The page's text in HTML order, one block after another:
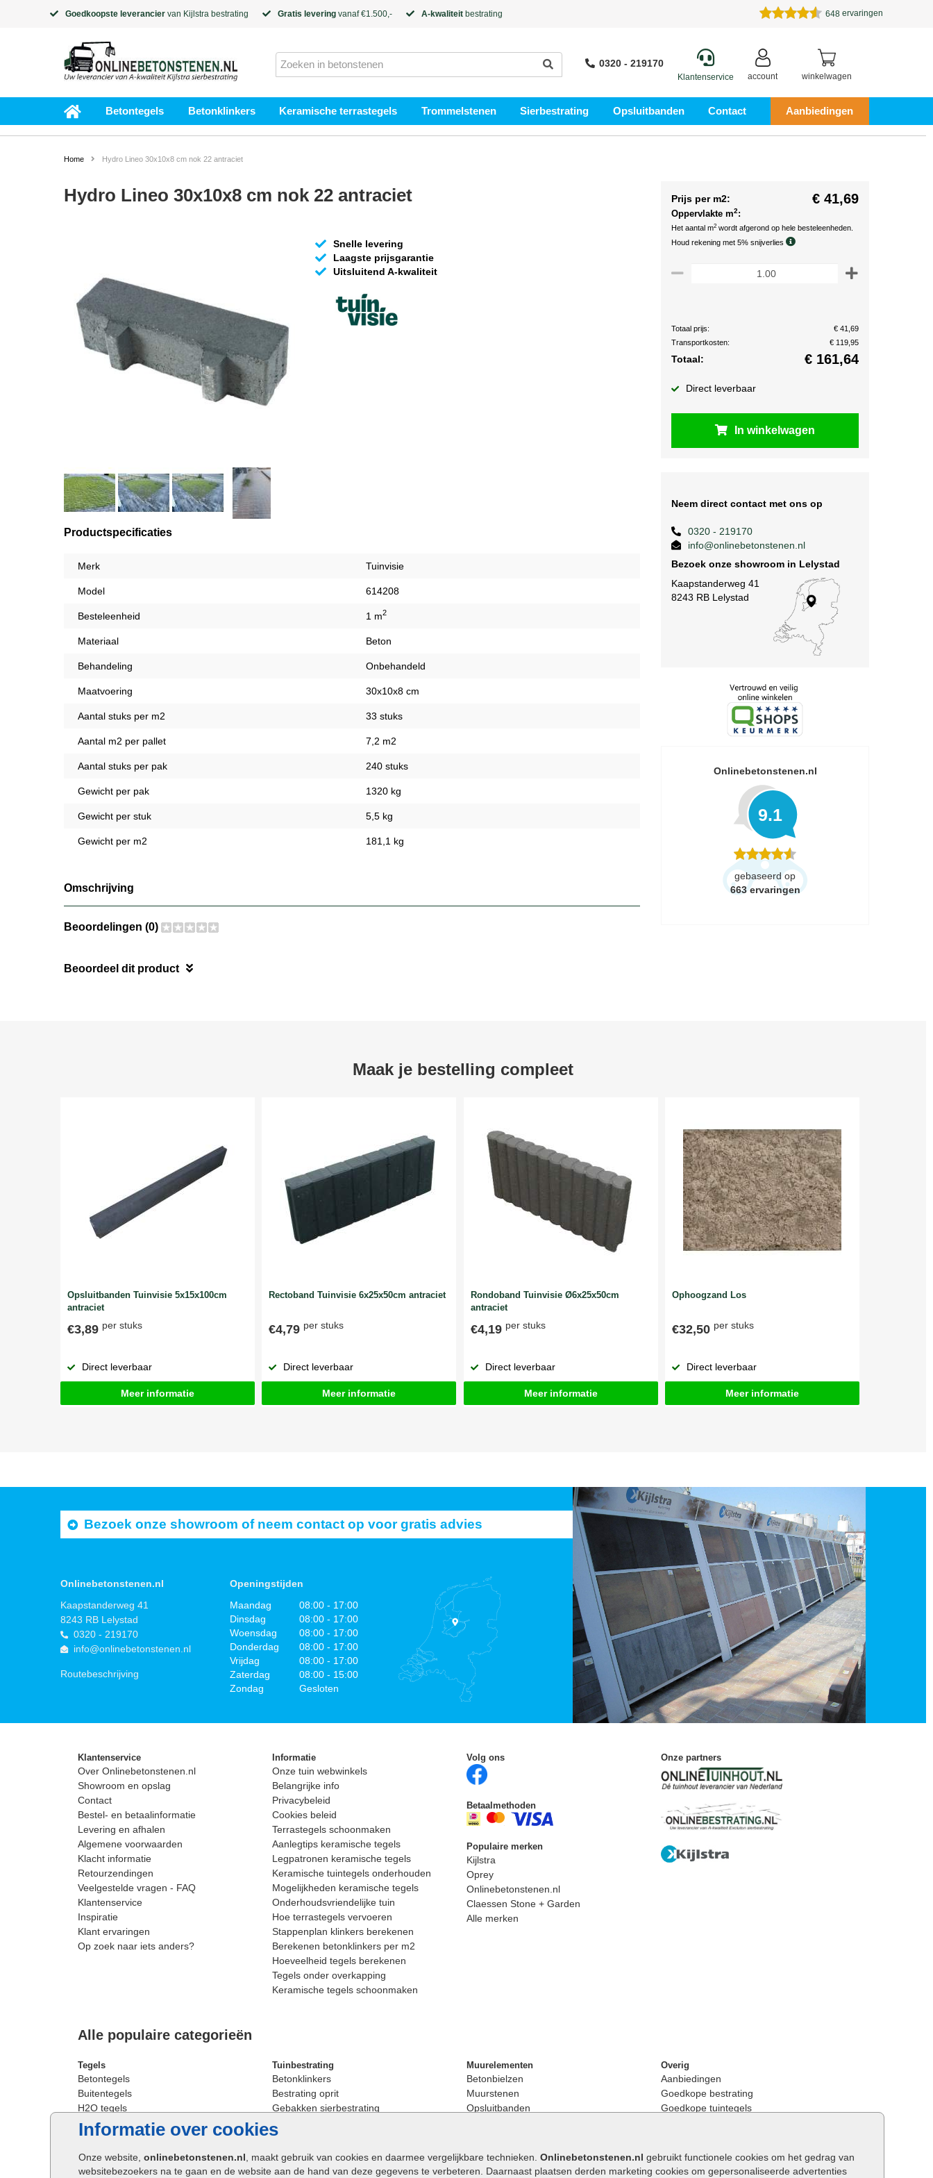
Goedkoopste leverancier van Kijlstra bestrating Gratis levering vanaf €1.500,- A-kwaliteit bestrating 648 ervaringen
0320 - 219170
Klantenservice account winkelwagen
Betontegels Betonklinkers Keramische terrastegels Trommelstenen Sierbestrating Opsluitbanden Contact Aanbiedingen
Informatie over cookies
Onze website, onlinebetonstenen.nl , maakt gebruik van cookies en daarmee vergelijkbare technieken. Onlinebetonstenen.nl gebruikt functionele cookies om het gedrag van
websitebezoekers na te gaan en de website aan de hand van deze gegevens te verbeteren. Daarnaast plaatsen derden marketing cookies om gepersonaliseerde advertenties
Home Hydro Lineo 30x10x8 cm nok 22 antraciet
Hydro Lineo 30x10x8 cm nok 22 antraciet
Snelle levering
Laagste prijsgarantie
Uitsluitend A-kwaliteit
Productspecificaties
Merk Tuinvisie
Model 614208
Besteleenheid 1 m2
Materiaal Beton
Behandeling Onbehandeld
Maatvoering 30x10x8 cm
Aantal stuks per m2 33 stuks
Aantal m2 per pallet 7,2 m2
Aantal stuks per pak 240 stuks
Gewicht per pak 1320 kg
Gewicht per stuk 5,5 kg
Gewicht per m2 181,1 kg
Omschrijving
Beoordelingen (0)
Beoordeel dit product
Prijs per m2: € 41,69
Oppervlakte m2:
Het aantal m2 wordt afgerond op hele besteleenheden.
Houd rekening met 5% snijverlies
Totaal prijs:
€ 41,69
Transportkosten:
€ 119,95
Totaal: € 161,64
Direct leverbaar
In winkelwagen
Neem direct contact met ons op
0320 - 219170
info@onlinebetonstenen.nl
Bezoek onze showroom in Lelystad
Kaapstanderweg 41
8243 RB Lelystad
Onlinebetonstenen.nl
9.1
gebaseerd op
663 ervaringen
Maak je bestelling compleet
Opsluitbanden Tuinvisie 5x15x100cm
antraciet
€3,89 per stuks
Direct leverbaar
Meer informatie
Rectoband Tuinvisie 6x25x50cm antraciet
€4,79 per stuks
Direct leverbaar
Meer informatie
Rondoband Tuinvisie Ø6x25x50cm
antraciet
€4,19 per stuks
Direct leverbaar
Meer informatie
Ophoogzand Los
€32,50 per stuks
Direct leverbaar
Meer informatie
Bezoek onze showroom of neem contact op voor gratis advies
Onlinebetonstenen.nl
Kaapstanderweg 41
8243 RB Lelystad
0320 - 219170
info@onlinebetonstenen.nl
Routebeschrijving
Openingstijden
Maandag
08:00 - 17:00
Dinsdag
08:00 - 17:00
Woensdag
08:00 - 17:00
Donderdag
08:00 - 17:00
Vrijdag
08:00 - 17:00
Zaterdag
08:00 - 15:00
Zondag
Gesloten
Klantenservice
Over Onlinebetonstenen.nl
Showroom en opslag
Contact
Bestel- en betaalinformatie
Levering en afhalen
Algemene voorwaarden
Klacht informatie
Retourzendingen
Veelgestelde vragen - FAQ
Klantenservice
Inspiratie
Klant ervaringen
Op zoek naar iets anders?
Informatie
Onze tuin webwinkels
Belangrijke info
Privacybeleid
Cookies beleid
Terrastegels schoonmaken
Aanlegtips keramische tegels
Legpatronen keramische tegels
Keramische tuintegels onderhouden
Mogelijkheden keramische tegels
Onderhoudsvriendelijke tuin
Hoe terrastegels vervoeren
Stappenplan klinkers berekenen
Berekenen betonklinkers per m2
Hoeveelheid tegels berekenen
Tegels onder overkapping
Keramische tegels schoonmaken
Volg ons
Betaalmethoden
Populaire merken
Kijlstra
Oprey
Onlinebetonstenen.nl
Claessen Stone + Garden
Alle merken
Onze partners
Alle populaire categorieën
Tegels
Betontegels
Buitentegels
H2O tegels
Keramische terrastegels
Oprit tegels
Patio tegels
Siertegels
Tuinbestrating
Betonklinkers
Bestrating oprit
Gebakken sierbestrating
Strakke bestrating
Straatstenen
Straatklinkers
Muurelementen
Betonbielzen
Muurstenen
Opsluitbanden
Betonblokken
Stapelstenen
Overig
Aanbiedingen
Goedkope bestrating
Goedkope tuintegels
Opsluitbanden plaatsen
Keerwanden